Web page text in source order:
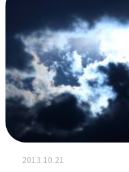
2013.10.21